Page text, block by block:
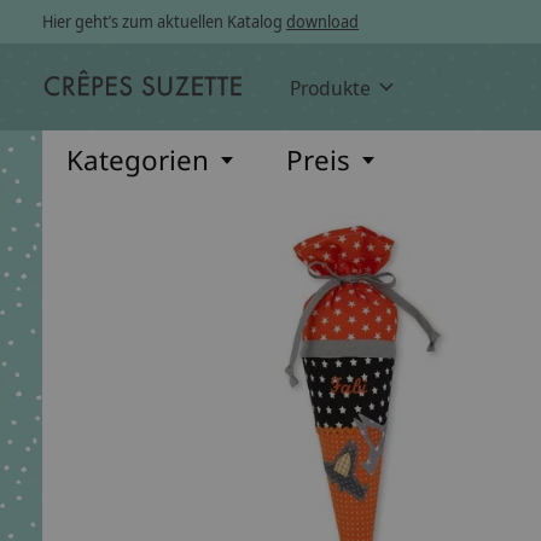
Hier geht’s zum aktuellen Katalog download
Produkte
Kategorien Preis